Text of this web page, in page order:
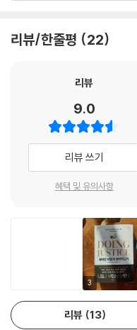
012년 『타임』이 선정하는 ‘세
ollars the masters of the
또한 2013년에는 헤지펀드 운
업자이자 전설적인 펀드매니
한 큰 화제가 되었다. 프릿 바
년간 기록한 연 25퍼센트의
용을 모두 인정한 후 약 2조 원
한 후에 문을 닫았다. 마치 한
헨의 공방은 「빌리언스
에서 큰 인기를 끌었고, 현재
이 밖에도 바라라는 씨티그룹
행위를 적발하는 등의 성과로
리뷰/한줄평 22
리뷰
9.0
리뷰 쓰기
혜택 및 유의사항
3
리뷰 13